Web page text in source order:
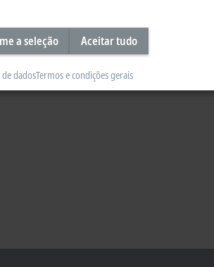
a seleção Aceitar tudo
dadosTermos e condições gerais